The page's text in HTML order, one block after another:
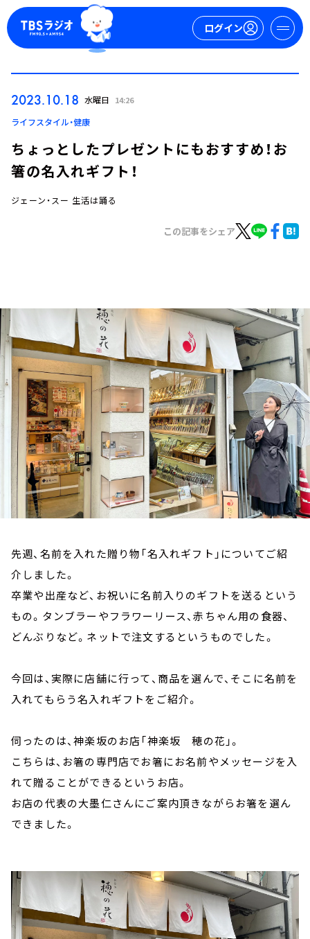
ログイン
ログイン
お知らせ
イベント・グッズ
YouTube
会社情報
2023.10.18 水曜日 14:26
ライフスタイル・健康
ちょっとしたプレゼントにもおすすめ！お
箸の名入れギフト！
ジェーン・スー 生活は踊る
この記事をシェア
先週、名前を入れた贈り物「名入れギフト」についてご紹
介しました。
卒業や出産など、お祝いに名前入りのギフトを送るという
もの。タンブラーやフラワーリース、赤ちゃん用の食器、
どんぶりなど。ネットで注文するというものでした。
今回は、実際に店舗に行って、商品を選んで、そこに名前を
入れてもらう名入れギフトをご紹介。
伺ったのは、神楽坂のお店「神楽坂 穂の花」。
こちらは、お箸の専門店でお箸にお名前やメッセージを入
れて贈ることができるというお店。
お店の代表の大墨仁さんにご案内頂きながらお箸を選ん
できました。